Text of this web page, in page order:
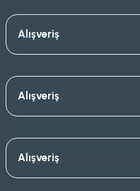
Alışveriş
Alışveriş
Alışveriş